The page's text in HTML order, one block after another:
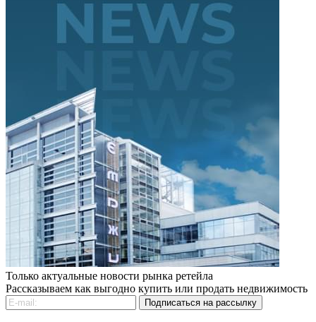
Только актуальные новости рынка ретейла
Рассказываем как выгодно купить или продать недвижимость